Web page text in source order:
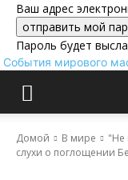
Ваш адрес
Пароль будет
События мирового
Домой В мире
"Не
слухи о поглощении